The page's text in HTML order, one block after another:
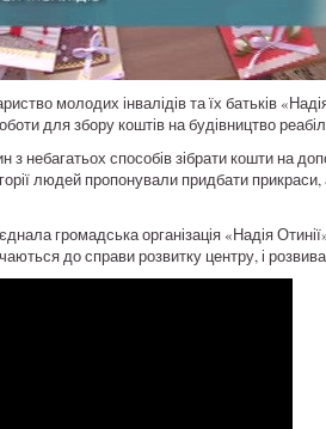
молодих інвалідів та їх батьків
для збору коштів на будівництво
з небагатьох способів зібрати кошти на
людей пропонували придбати
громадська організація «Надія
до справи розвитку центру, і